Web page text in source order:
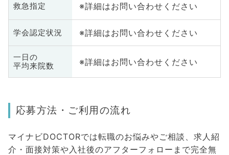
救急指定 ※詳細はお問い合わせください
学会認定状況 ※詳細はお問い合わせください
一日の
平均来院数
※詳細はお問い合わせください
応募方法・ご利用の流れ
マイナビDOCTORでは転職のお悩みやご相談、求人紹
介・面接対策や入社後のアフターフォローまで完全無